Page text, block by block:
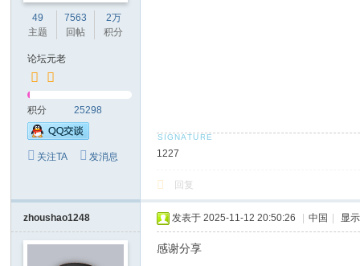
49
主题
7563
回帖
2万
积分
论坛元老
积分 25298
关注TA 发消息 1227
回复
zhoushao1248 发表于 2025-11-12 20:50:26 中国 显
感谢分享